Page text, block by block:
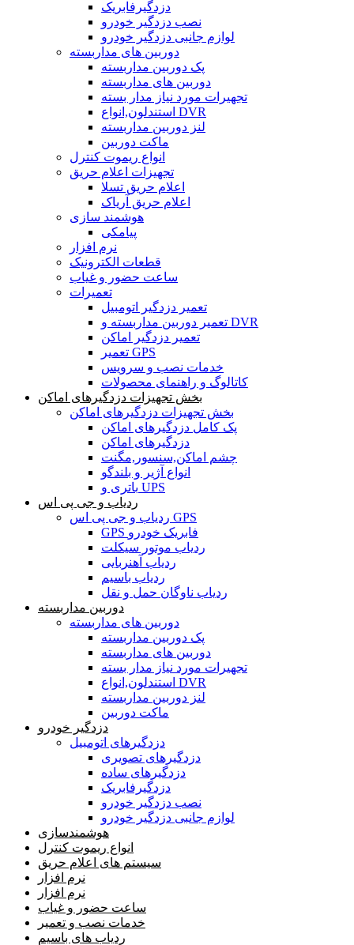
دزدگیرفابریک
نصب دزدگیر خودرو
لوازم جانبی دزدگیر خودرو
دوربین های مداربسته
پک دوربین مداربسته
دوربین های مداربسته
تجهیرات مورد نیاز مدار بسته
استندلون,انواع DVR
لنز دوربین مداربسته
ماکت دوربین
انواع ریموت کنترل
تجهیزات اعلام حریق
اعلام حریق تسلا
اعلام حریق آریاک
هوشمند سازی
پیامکی
نرم افزار
قطعات الکترونیک
ساعت حضور و غیاب
تعمیرات
تعمیر دزدگیر اتومبیل
تعمیر دوربین مداربسته و DVR
تعمیر دزدگیر اماکن
تعمیر GPS
خدمات نصب و سرویس
کاتالوگ و راهنمای محصولات
بخش تجهیزات دزدگیرهای اماکن
بخش تجهیزات دزدگیرهای اماکن
پک کامل دزدگیرهای اماکن
دزدگیرهای اماکن
چشم اماکن,سنسور,مگنت
انواع آژیر و بلندگو
باتری و UPS
ردیاب و جی پی اس
ردیاب و جی پی اس GPS
GPS فابریک خودرو
ردیاب موتور سیکلت
ردیاب آهنربایی
ردیاب باسیم
ردیاب ناوگان حمل و نقل
دوربین مداربسته
دوربین های مداربسته
پک دوربین مداربسته
دوربین های مداربسته
تجهیرات مورد نیاز مدار بسته
استندلون,انواع DVR
لنز دوربین مداربسته
ماکت دوربین
دزدگیر خودرو
دزدگیرهای اتومبیل
دزدگیرهای تصویری
دزدگیرهای ساده
دزدگیرفابریک
نصب دزدگیر خودرو
لوازم جانبی دزدگیر خودرو
هوشمندسازی
انواع ریموت کنترل
سیستم های اعلام حریق
نرم افزار
نرم افزار
ساعت حضور و غیاب
خدمات نصب و تعمیر
ردیاب های باسیم